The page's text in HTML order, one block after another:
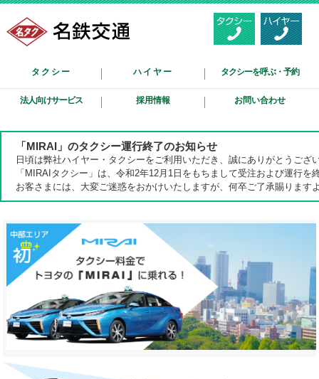
タクシー ハイヤー タクシーを呼ぶ・予約
法人向けサービス 採用情報 お問い合わせ
「MIRAI」のタクシー運行終了のお知らせ
日頃は弊社ハイヤー・タクシーをご利用いただき、誠にありがとうござ
「MIRAIタクシー」は、令和2年12月1日をもちまして受注および運行を
お客さまには、大変ご迷惑をおかけいたしますが、何卒ご了承賜ります